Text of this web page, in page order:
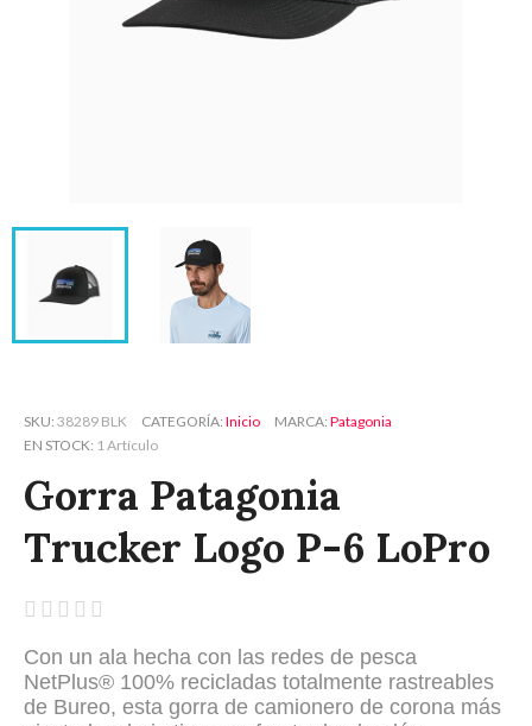
SKU 38289 BLK CATEGORÍA Inicio MARCA Patagonia
EN STOCK 1 Artículo
Gorra Patagonia
Trucker Logo P-6 LoPro
    
Con un ala hecha con las redes de pesca
NetPlus® 100% recicladas totalmente rastreables
de Bureo, esta gorra de camionero de corona más